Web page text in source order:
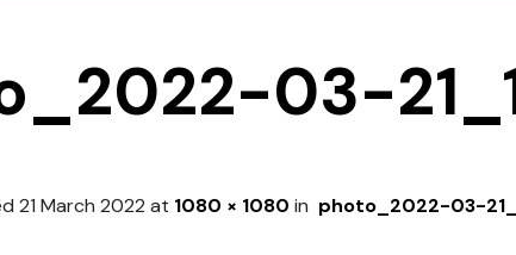
03-
21 March 2022 at 1080 × 1080 in photo_2022-03-